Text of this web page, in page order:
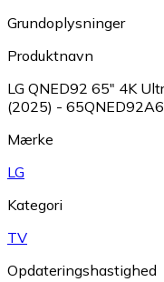
Grundoplysninger
Produktnavn
LG QNED92 65" 4K
(2025) -
Mærke
LG
Kategori
TV
Opdateringshastighed